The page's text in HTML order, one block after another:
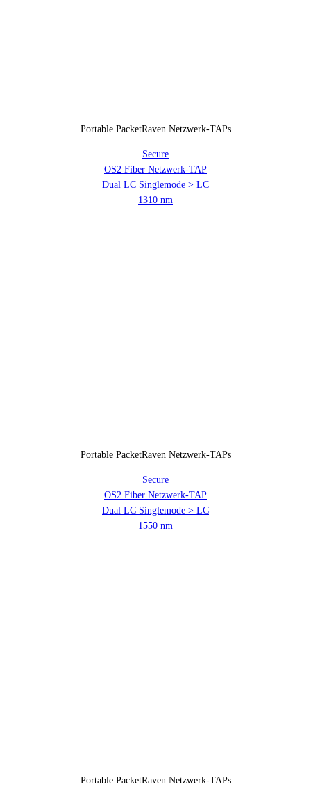
Portable PacketRaven Netzwerk-TAPs
Secure
OS2 Fiber Netzwerk-TAP
Dual LC Singlemode > LC
1310 nm
Portable PacketRaven Netzwerk-TAPs
Secure
OS2 Fiber Netzwerk-TAP
Dual LC Singlemode > LC
1550 nm
Portable PacketRaven Netzwerk-TAPs